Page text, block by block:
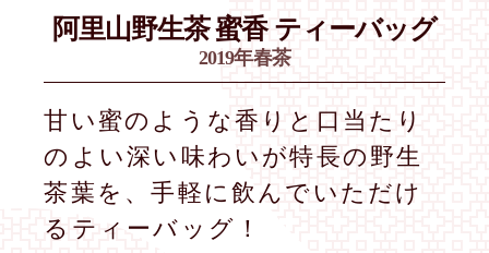
阿里山野生茶蜜香 ティーバッグ
2019年春茶
甘い蜜のような香りと口当たり
のよい深い味わいが特長の野生
茶葉を、手軽に飲んでいただけ
るティーバッグ！